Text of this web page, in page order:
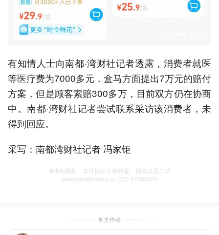
有知情人士向南都·湾财社记者透露，消费者就医
等医疗费为7000多元，盒马方面提出7万元的赔付
方案，但是顾客索赔300多万，目前双方仍在协商
中。南都·湾财社记者尝试联系采访该消费者，未
得到回应。
采写：南都湾财社记者 冯家钜
南都N视频，未经授权不得转载、授权联系方式
banquan@nandu.cc. 020-87006626
本文作者